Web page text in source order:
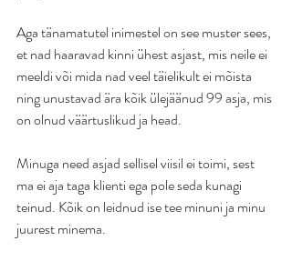
Aga tänamatutel inimestel on see muster sees,
et nad haaravad kinni ühest asjast, mis neile ei
meeldi või mida nad veel täielikult ei mõista
ning unustavad ära kõik ülejäänud 99 asja, mis
on olnud väärtuslikud ja head.
Minuga need asjad sellisel viisil ei toimi, sest
ma ei aja taga klienti ega pole seda kunagi
teinud. Kõik on leidnud ise tee minuni ja minu
juurest minema.